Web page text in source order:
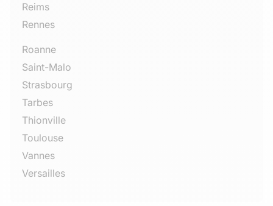
Reims
Rennes
Roanne
Saint-Malo
Strasbourg
Tarbes
Thionville
Toulouse
Vannes
Versailles